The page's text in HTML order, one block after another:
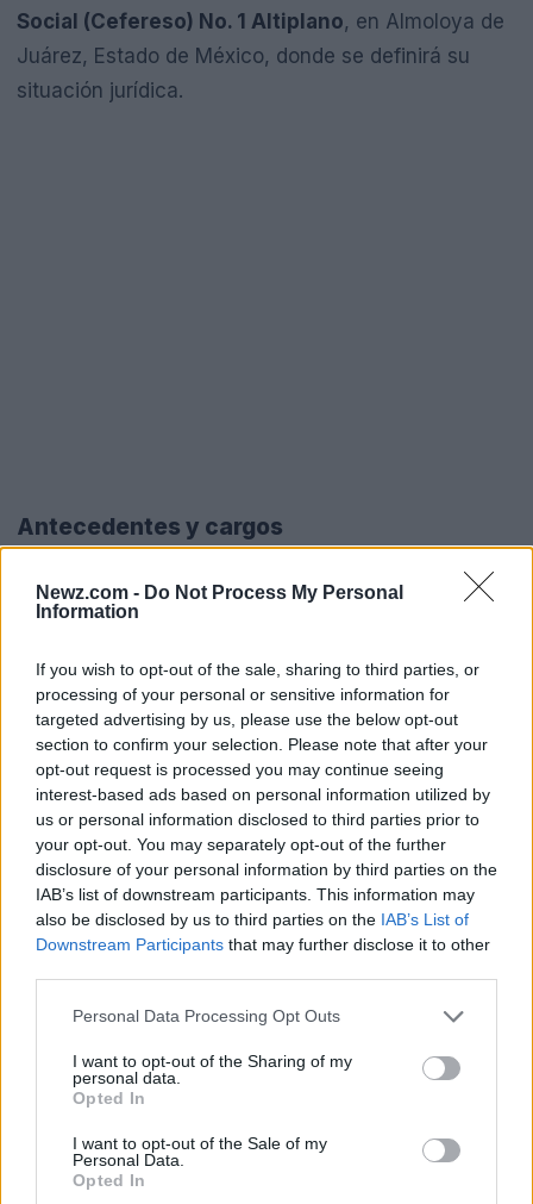
Newz.com - Do Not Process My Personal
Information
If you wish to opt-out of the sale, sharing to third parties, or
processing of your personal or sensitive information for
targeted advertising by us, please use the below opt-out
section to confirm your selection. Please note that after your
opt-out request is processed you may continue seeing
interest-based ads based on personal information utilized by
us or personal information disclosed to third parties prior to
your opt-out. You may separately opt-out of the further
disclosure of your personal information by third parties on the
IAB’s list of downstream participants. This information may
also be disclosed by us to third parties on the IAB’s List of
Downstream Participants that may further disclose it to other
Please note that this website/app uses one or more Google
not limited to your visit or usage behaviour. You may click to
grant or deny consent to Google and its third-party tags to
use your data for below specified purposes in below Google
consent section.
Personal Data Processing Opt Outs
I want to opt-out of the Sharing of my
personal data.
Opted In
I want to opt-out of the Sale of my
Personal Data.
Opted In
Social (Cefereso) No. 1 Altiplano, en Almoloya de
Juárez, Estado de México, donde se definirá su
situación jurídica.
Antecedentes y cargos
coordinador general de centros federales, período
de ocho centros penitenciarios federales. Según la
Fiscalía Especializada en Materia de
Delincuencia Organizada (FEMDO), estos
contratos habrían sido utilizados para desviar los
recursos públicos.
Además de su cargo en el sistema penitenciario,
Molina Díaz se desempeñó como director general
de Control y Verificación Migratoria en el Instituto
Nacional de Migración (INM). En abril de 2026, fue
vinculado a proceso por el delito de
uso indebido
del ejercicio público
, tras un incendio en la estación
migratoria de Ciudad Juárez que dejó 40 muertos y